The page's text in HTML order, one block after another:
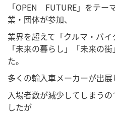
「OPEN FUTURE」をテー
業・団体が参加、
業界を超えて「クルマ・バ
「未来の暮らし」「未来の
た。
多くの輸入車メーカーが出展
入場者数が減少してしまう
したが